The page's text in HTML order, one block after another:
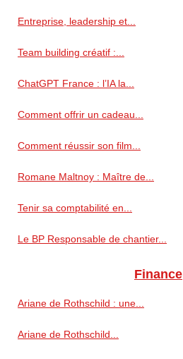
Entreprise, leadership et...
Team building créatif :...
ChatGPT France : l’IA la...
Comment offrir un cadeau...
Comment réussir son film...
Romane Maltnoy : Maître de...
Tenir sa comptabilité en...
Le BP Responsable de chantier...
Finance
Ariane de Rothschild : une...
Ariane de Rothschild...